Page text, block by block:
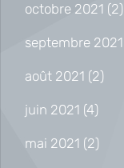
octobre 2021 (2)
septembre 2021
août 2021 (2)
juin 2021 (4)
mai 2021 (2)